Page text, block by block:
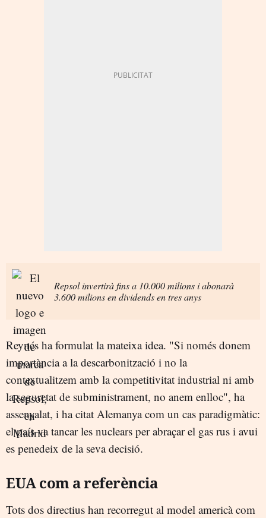
Repsol invertirà fins a 10.000 milions i abonarà
3.600 milions en dividends en tres anys
Reynés ha formulat la mateixa idea. "Si només donem
importància a la descarbonització i no la
contextualitzem amb la competitivitat industrial ni amb
la seguretat de subministrament, no anem enlloc", ha
assenyalat, i ha citat Alemanya com un cas paradigmàtic:
el país va tancar les nuclears per abraçar el gas rus i avui
es penedeix de la seva decisió.
EUA com a referència
Tots dos directius han recorregut al model americà com